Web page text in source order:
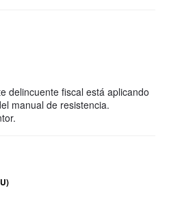
delincuente fiscal está aplicando
manual de resistencia.